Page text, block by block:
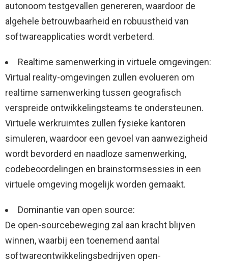
autonoom testgevallen genereren, waardoor de
algehele betrouwbaarheid en robuustheid van
softwareapplicaties wordt verbeterd.
Realtime samenwerking in virtuele omgevingen:
Virtual reality-omgevingen zullen evolueren om
realtime samenwerking tussen geografisch
verspreide ontwikkelingsteams te ondersteunen.
Virtuele werkruimtes zullen fysieke kantoren
simuleren, waardoor een gevoel van aanwezigheid
wordt bevorderd en naadloze samenwerking,
codebeoordelingen en brainstormsessies in een
virtuele omgeving mogelijk worden gemaakt.
Dominantie van open source:
De open-sourcebeweging zal aan kracht blijven
winnen, waarbij een toenemend aantal
softwareontwikkelingsbedrijven open-